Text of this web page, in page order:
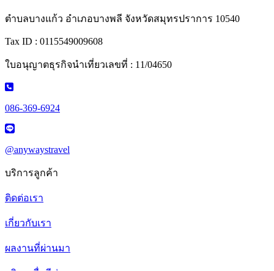
ตำบลบางแก้ว อำเภอบางพลี จังหวัดสมุทรปราการ 10540
Tax ID : 0115549009608
ใบอนุญาตธุรกิจนำเที่ยวเลขที่ : 11/04650
086-369-6924
@anywaystravel
บริการลูกค้า
ติดต่อเรา
เกี่ยวกับเรา
ผลงานที่ผ่านมา